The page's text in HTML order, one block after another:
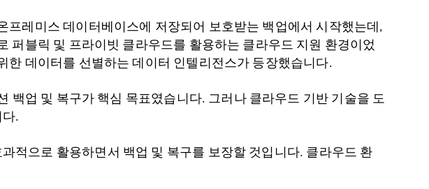
레미스 데이터베이스에 저장되어 보호받는 백업에서 시작했는데,
퍼블릭 및 프라이빗 클라우드를 활용하는 클라우드 지원 환경이었
데이터를 선별하는 데이터 인텔리전스가 등장했습니다.
업 및 복구가 핵심 목표였습니다. 그러나 클라우드 기반 기술을 도
.
적으로 활용하면서 백업 및 복구를 보장할 것입니다. 클라우드 환